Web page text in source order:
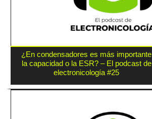
¿En condensadores es más importante
la capacidad o la ESR? – El podcast de
electronicología #25